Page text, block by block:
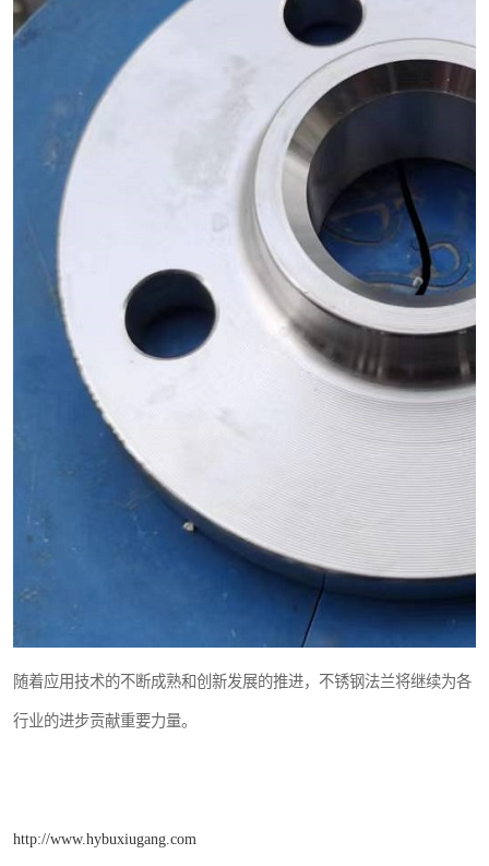
随着应用技术的不断成熟和创新发展的推进，不锈钢法兰将继续为各
行业的进步贡献重要力量。
http://www.hybuxiugang.com